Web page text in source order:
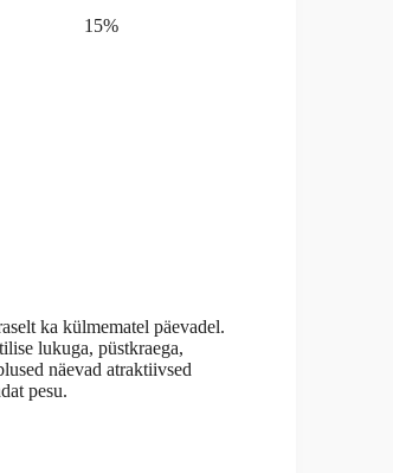
15%
ka külmematel päevadel.
lukuga, püstkraega,
näevad atraktiivsed
pesu.